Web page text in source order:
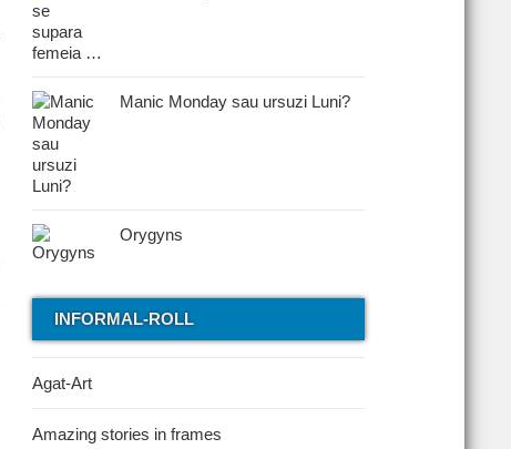
Manic Monday sau ursuzi Luni?
Orygyns
INFORMAL-ROLL
Agat-Art
Amazing stories in frames